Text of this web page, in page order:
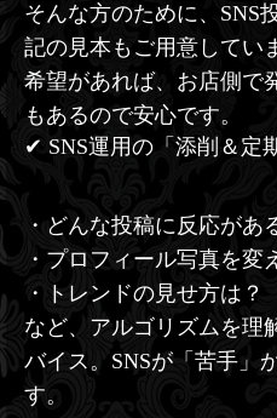
そんな方のために、SNS
記の見本もご用意してい
希望があれば、お店側で
もあるので安心です。
✔ SNS運用の「添削＆定
・どんな投稿に反応があ
・プロフィール写真を変
・トレンドの見せ方は？
など、アルゴリズムを理
バイス。SNSが「苦手」
す。